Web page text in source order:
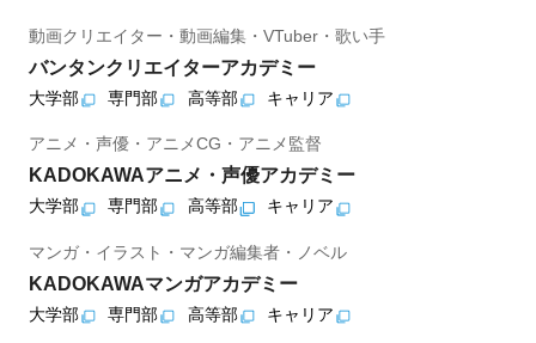
動画クリエイター・動画編集・VTuber・歌い手
バンタンクリエイターアカデミー
大学部 専門部 高等部 キャリア
アニメ・声優・アニメCG・アニメ監督
KADOKAWAアニメ・声優アカデミー
大学部 専門部 高等部 キャリア
マンガ・イラスト・マンガ編集者・ノベル
KADOKAWAマンガアカデミー
大学部 専門部 高等部 キャリア